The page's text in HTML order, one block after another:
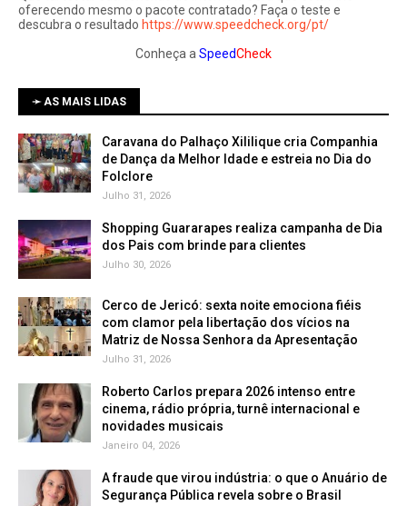
oferecendo mesmo o pacote contratado? Faça o teste e
descubra o resultado https://www.speedcheck.org/pt/
Conheça a SpeedCheck
➛ AS MAIS LIDAS
Caravana do Palhaço Xililique cria Companhia
de Dança da Melhor Idade e estreia no Dia do
Folclore
Julho 31, 2026
Shopping Guararapes realiza campanha de Dia
dos Pais com brinde para clientes
Julho 30, 2026
Cerco de Jericó: sexta noite emociona fiéis
com clamor pela libertação dos vícios na
Matriz de Nossa Senhora da Apresentação
Julho 31, 2026
Roberto Carlos prepara 2026 intenso entre
cinema, rádio própria, turnê internacional e
novidades musicais
Janeiro 04, 2026
A fraude que virou indústria: o que o Anuário de
Segurança Pública revela sobre o Brasil